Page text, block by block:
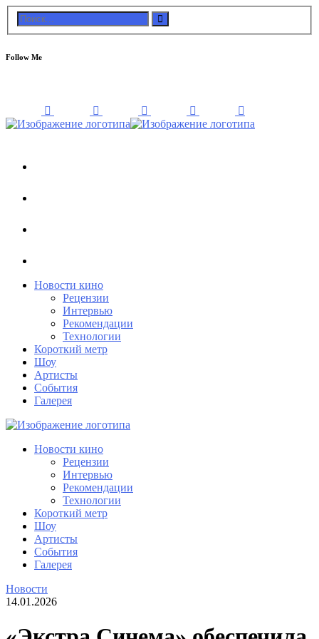
Follow Me
Новости кино
Рецензии
Интервью
Рекомендации
Технологии
Короткий метр
Шоу
Артисты
События
Галерея
Новости кино
Рецензии
Интервью
Рекомендации
Технологии
Короткий метр
Шоу
Артисты
События
Галерея
Новости
14.01.2026